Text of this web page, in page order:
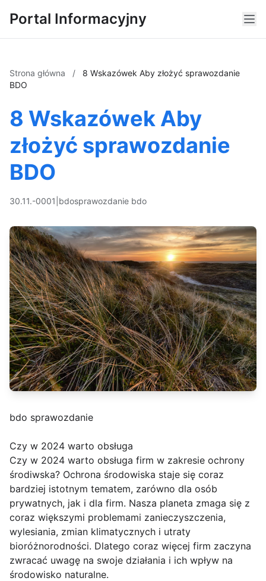
Portal Informacyjny
Strona główna /
8 Wskazówek Aby złożyć sprawozdanie
BDO
8 Wskazówek Aby
złożyć sprawozdanie
BDO
30.11.-0001 bdosprawozdanie bdo
bdo sprawozdanie
Czy w 2024 warto obsługa
Czy w 2024 warto obsługa firm w zakresie ochrony
środiwska? Ochrona środowiska staje się coraz
bardziej istotnym tematem, zarówno dla osób
prywatnych, jak i dla firm. Nasza planeta zmaga się z
coraz większymi problemami zanieczyszczenia,
wylesiania, zmian klimatycznych i utraty
bioróżnorodności. Dlatego coraz więcej firm zaczyna
zwracać uwagę na swoje działania i ich wpływ na
środowisko naturalne.